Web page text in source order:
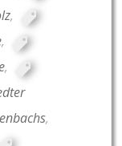
,
,
,
,